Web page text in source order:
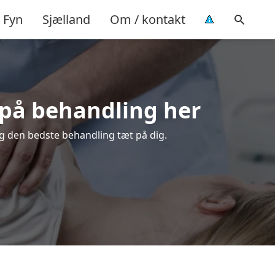
Fyn Sjælland Om / kontakt
behandling her
den bedste behandling tæt på dig.